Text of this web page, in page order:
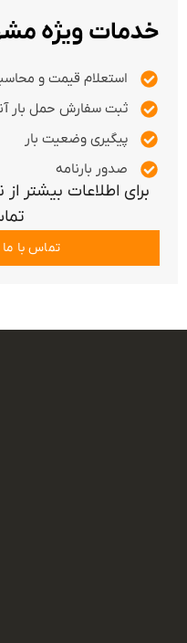
خدمات ویژه
استعلام قیمت و
ثبت سفارش حمل بار
پیگیری وضعیت بار
صدور بارنامه
برای اطلاعات بیشتر
تماس با ما : 33931009-